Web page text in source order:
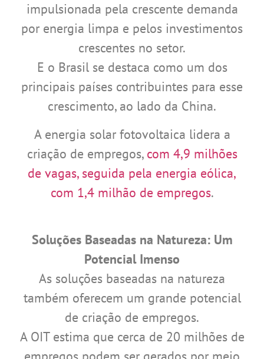
impulsionada pela crescente demanda
por energia limpa e pelos investimentos
crescentes no setor.
E o Brasil se destaca como um dos
principais países contribuintes para esse
crescimento, ao lado da China.
A energia solar fotovoltaica lidera a
criação de empregos, com 4,9 milhões
de vagas, seguida pela energia eólica,
com 1,4 milhão de empregos.
Soluções Baseadas na Natureza: Um
Potencial Imenso
As soluções baseadas na natureza
também oferecem um grande potencial
de criação de empregos.
A OIT estima que cerca de 20 milhões de